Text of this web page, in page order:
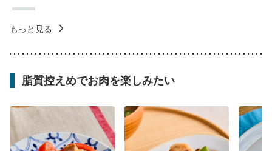
もっと見る
脂質控えめでお肉を楽しみたい